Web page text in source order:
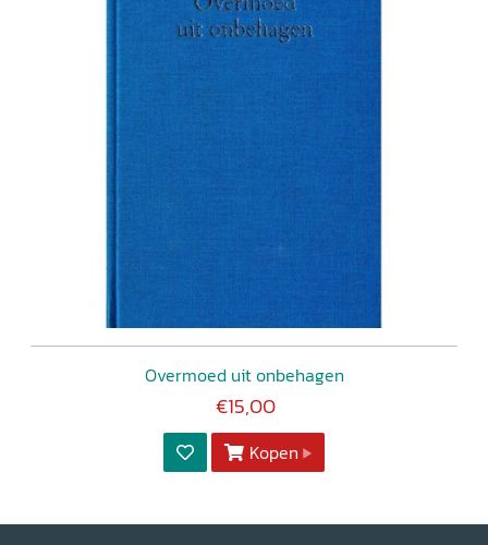
Overmoed uit onbehagen
€15,00
Kopen